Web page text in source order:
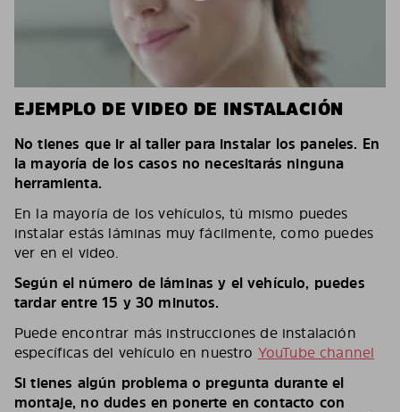
EJEMPLO DE VIDEO DE INSTALACIÓN
No tienes que ir al taller para instalar los paneles. En
la mayoría de los casos no necesitarás ninguna
herramienta.
En la mayoría de los vehículos, tú mismo puedes
instalar estás láminas muy fácilmente, como puedes
ver en el video.
Según el número de láminas y el vehículo, puedes
tardar entre 15 y 30 minutos.
Puede encontrar más instrucciones de instalación
específicas del vehículo en nuestro YouTube channel
Si tienes algún problema o pregunta durante el
montaje, no dudes en ponerte en contacto con